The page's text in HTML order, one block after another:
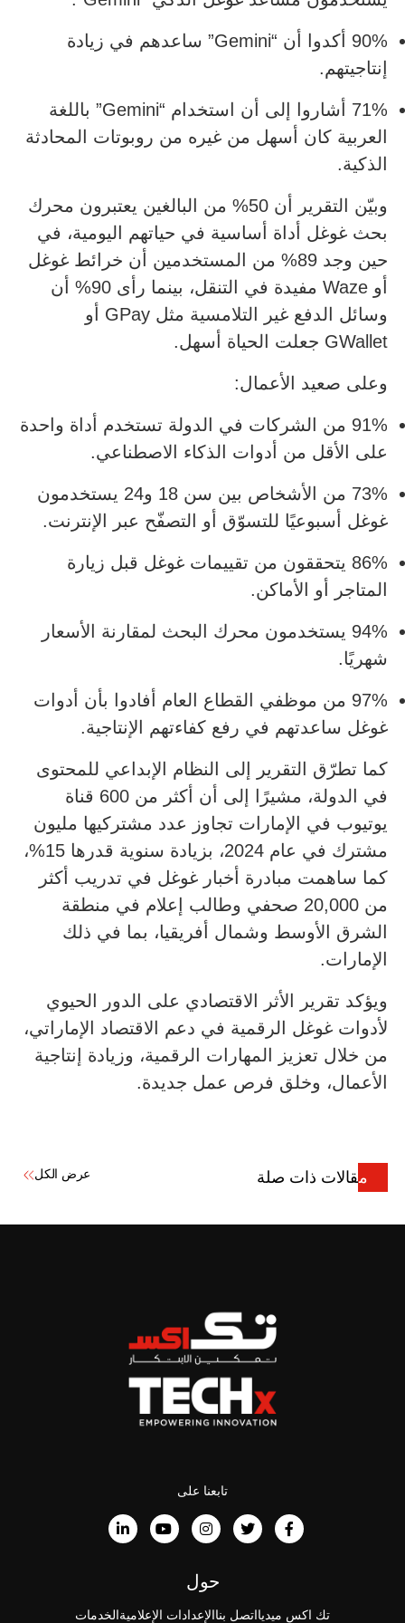
90% أكدوا أن “Gemini” ساعدهم في زيادة
إنتاجيتهم.
71% أشاروا إلى أن استخدام “Gemini” باللغة
العربية كان أسهل من غيره من روبوتات المحادثة
الذكية.
وبيّن التقرير أن 50% من البالغين يعتبرون محرك
بحث غوغل أداة أساسية في حياتهم اليومية، في
حين وجد 89% من المستخدمين أن خرائط غوغل
أو Waze مفيدة في التنقل، بينما رأى 90% أن
وسائل الدفع غير التلامسية مثل GPay أو
GWallet جعلت الحياة أسهل.
وعلى صعيد الأعمال:
91% من الشركات في الدولة تستخدم أداة واحدة
على الأقل من أدوات الذكاء الاصطناعي.
73% من الأشخاص بين سن 18 و24 يستخدمون
غوغل أسبوعيًا للتسوّق أو التصفّح عبر الإنترنت.
86% يتحققون من تقييمات غوغل قبل زيارة
المتاجر أو الأماكن.
94% يستخدمون محرك البحث لمقارنة الأسعار
شهريًا.
97% من موظفي القطاع العام أفادوا بأن أدوات
غوغل ساعدتهم في رفع كفاءتهم الإنتاجية.
كما تطرّق التقرير إلى النظام الإبداعي للمحتوى
في الدولة، مشيرًا إلى أن أكثر من 600 قناة
يوتيوب في الإمارات تجاوز عدد مشتركيها مليون
مشترك في عام 2024، بزيادة سنوية قدرها 15%،
كما ساهمت مبادرة أخبار غوغل في تدريب أكثر
من 20,000 صحفي وطالب إعلام في منطقة
الشرق الأوسط وشمال أفريقيا، بما في ذلك
الإمارات.
ويؤكد تقرير الأثر الاقتصادي على الدور الحيوي
لأدوات غوغل الرقمية في دعم الاقتصاد الإماراتي،
من خلال تعزيز المهارات الرقمية، وزيادة إنتاجية
الأعمال، وخلق فرص عمل جديدة.
مقالات ذات صلة عرض الكل
تابعنا على
حول
تك اكس ميديااتصل بناالإعدادات الإعلاميةالخدمات